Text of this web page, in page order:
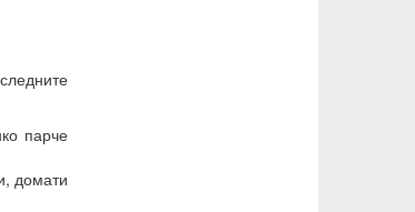
парче
домати